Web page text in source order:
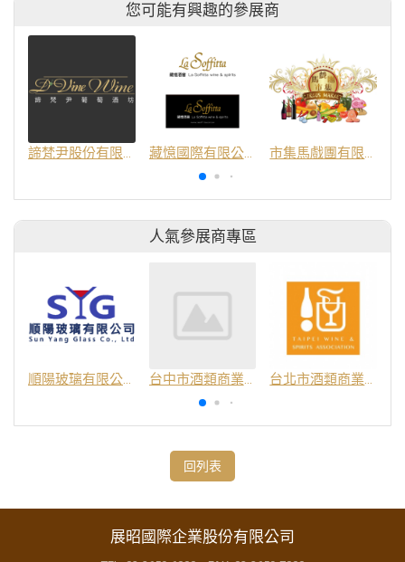
您可能有興趣的參展商
諦梵尹股份有限公司 藏憶國際有限公司 市集馬戲團有限公司
人氣參展商專區
回列表
展昭國際企業股份有限公司